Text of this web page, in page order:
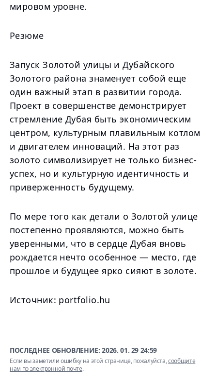
мировом уровне.
Резюме
Запуск Золотой улицы и Дубайского
Золотого района знаменует собой еще
один важный этап в развитии города.
Проект в совершенстве демонстрирует
стремление Дубая быть экономическим
центром, культурным плавильным котлом
и двигателем инноваций. На этот раз
золото символизирует не только бизнес-
успех, но и культурную идентичность и
приверженность будущему.
По мере того как детали о Золотой улице
постепенно проявляются, можно быть
уверенными, что в сердце Дубая вновь
рождается нечто особенное — место, где
прошлое и будущее ярко сияют в золоте.
Источник: portfolio.hu
ПОСЛЕДНЕЕ ОБНОВЛЕНИЕ:2026. 01. 29 24:59
Если вы заметили ошибку на этой странице, пожалуйста,сообщите
нам по электронной почте.